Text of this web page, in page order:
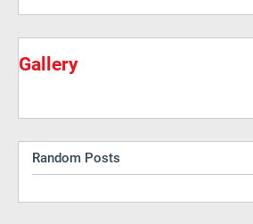
Gallery
Random Posts